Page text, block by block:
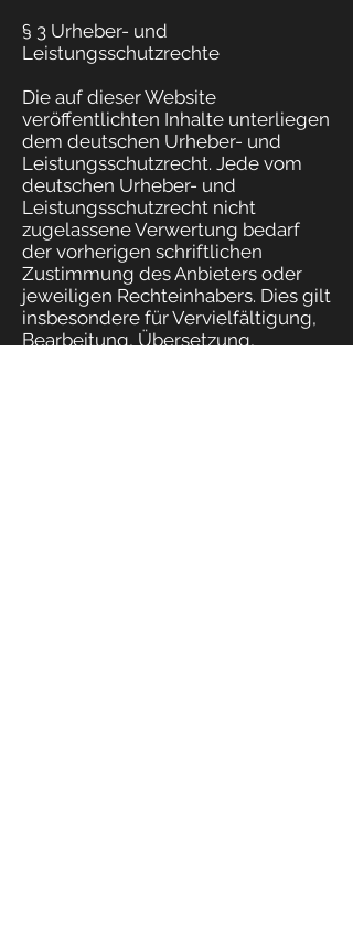
§ 3 Urheber- und
Leistungsschutzrechte
Die auf dieser Website
veröffentlichten Inhalte unterliegen
dem deutschen Urheber- und
Leistungsschutzrecht. Jede vom
deutschen Urheber- und
Leistungsschutzrecht nicht
zugelassene Verwertung bedarf
der vorherigen schriftlichen
Zustimmung des Anbieters oder
jeweiligen Rechteinhabers. Dies gilt
insbesondere für Vervielfältigung,
Bearbeitung, Übersetzung,